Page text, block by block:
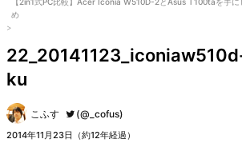
め
>
ku
こふす (@_cofus)
2014年11月23日（約12年経過）